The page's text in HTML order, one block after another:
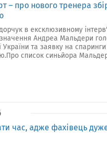
– про нового тренера
в ексклюзивному
Андреа Мальдери
України та заявку на спаринги
список синьйора
час, адже фахівець